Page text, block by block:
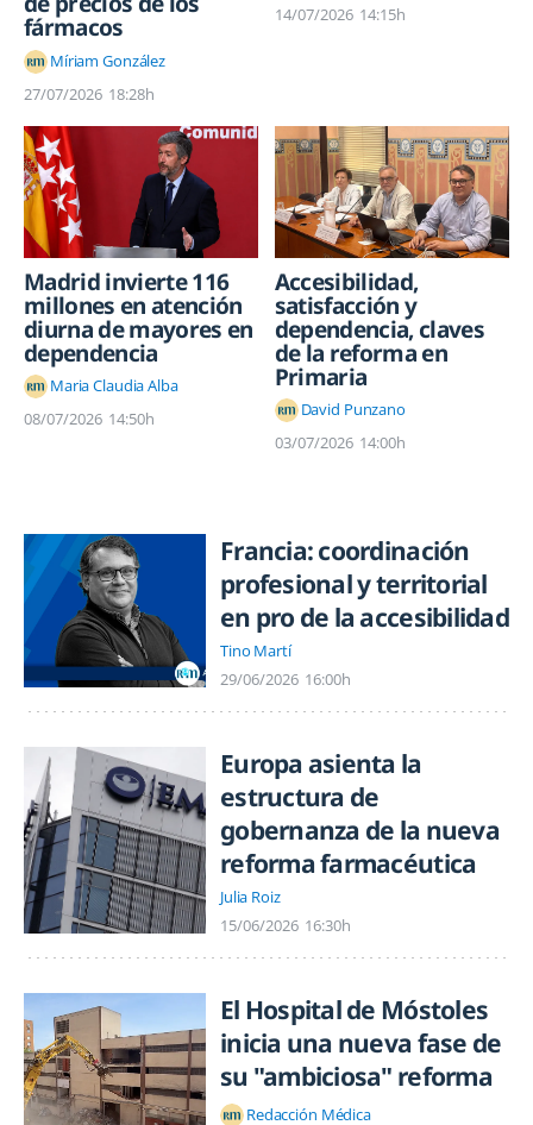
fármacos
Míriam González
27/07/2026 18:28h
14/07/2026 14:15h
Madrid invierte 116
millones en atención
diurna de mayores en
dependencia
Maria Claudia Alba
08/07/2026 14:50h
Accesibilidad,
satisfacción y
dependencia, claves
de la reforma en
Primaria
David Punzano
03/07/2026 14:00h
Francia: coordinación
profesional y territorial
en pro de la accesibilidad
Tino Martí
29/06/2026 16:00h
Europa asienta la
estructura de
gobernanza de la nueva
reforma farmacéutica
Julia Roiz
15/06/2026 16:30h
El Hospital de Móstoles
inicia una nueva fase de
su "ambiciosa" reforma
Redacción Médica